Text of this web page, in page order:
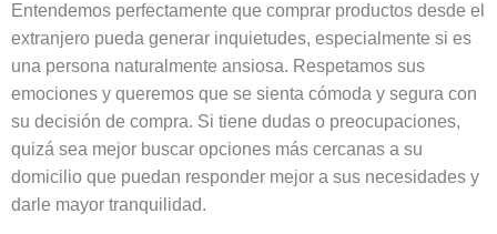
Entendemos perfectamente que comprar productos desde el
extranjero pueda generar inquietudes, especialmente si es
una persona naturalmente ansiosa. Respetamos sus
emociones y queremos que se sienta cómoda y segura con
su decisión de compra. Si tiene dudas o preocupaciones,
quizá sea mejor buscar opciones más cercanas a su
domicilio que puedan responder mejor a sus necesidades y
darle mayor tranquilidad.